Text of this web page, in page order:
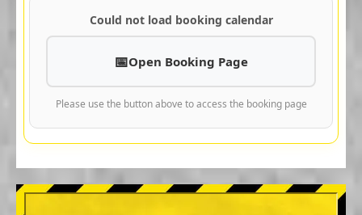
Could not load booking calendar
Open Booking Page
Please use the button above to access the booking page